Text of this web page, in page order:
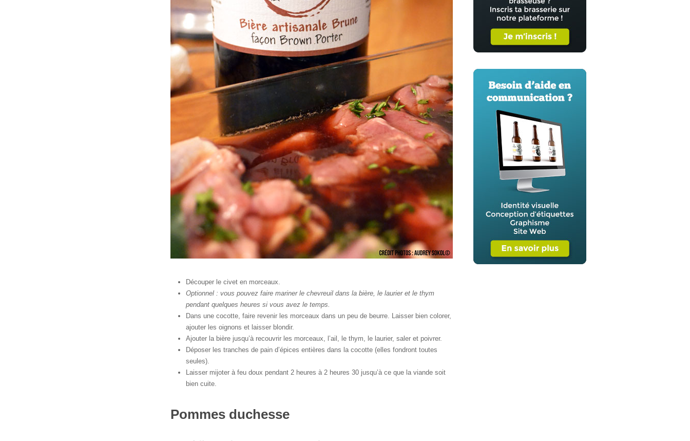
Découper le civet en morceaux.
Optionnel : vous pouvez faire mariner le chevreuil dans la bière, le laurier et le thym
pendant quelques heures si vous avez le temps.
Dans une cocotte, faire revenir les morceaux dans un peu de beurre. Laisser bien colorer,
ajouter les oignons et laisser blondir.
Ajouter la bière jusqu’à recouvrir les morceaux, l’ail, le thym, le laurier, saler et poivrer.
Déposer les tranches de pain d’épices entières dans la cocotte (elles fondront toutes
seules).
Laisser mijoter à feu doux pendant 2 heures à 2 heures 30 jusqu’à ce que la viande soit
bien cuite.
Pommes duchesse